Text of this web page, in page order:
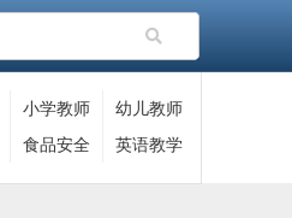
小学教师
幼儿教师
食品安全 英语教学